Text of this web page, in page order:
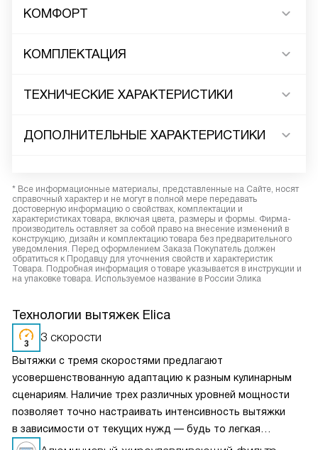
КОМФОРТ
КОМПЛЕКТАЦИЯ
ТЕХНИЧЕСКИЕ ХАРАКТЕРИСТИКИ
ДОПОЛНИТЕЛЬНЫЕ ХАРАКТЕРИСТИКИ
* Все информационные материалы, представленные на Сайте, носят
справочный характер и не могут в полной мере передавать
достоверную информацию о свойствах, комплектации и
характеристиках товара, включая цвета, размеры и формы. Фирма-
производитель оставляет за собой право на внесение изменений в
конструкцию, дизайн и комплектацию товара без предварительного
уведомления. Перед оформлением Заказа Покупатель должен
обратиться к Продавцу для уточнения свойств и характеристик
Товара. Подробная информация о товаре указывается в инструкции и
на упаковке товара. Используемое название в России Элика
Технологии вытяжек Elica
3 скорости
Вытяжки с тремя скоростями предлагают
усовершенствованную адаптацию к разным кулинарным
сценариям. Наличие трех различных уровней мощности
позволяет точно настраивать интенсивность вытяжки
в зависимости от текущих нужд — будь то легкая
вентиляция при медленном приготовлении или мощное